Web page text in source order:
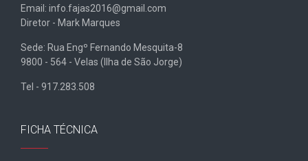
Email: info.fajas2016@gmail.com
Diretor - Mark Marques
Sede: Rua Engº Fernando Mesquita-8
9800 - 564 - Velas (Ilha de São Jorge)
Tel - 917.283.508
FICHA TÉCNICA